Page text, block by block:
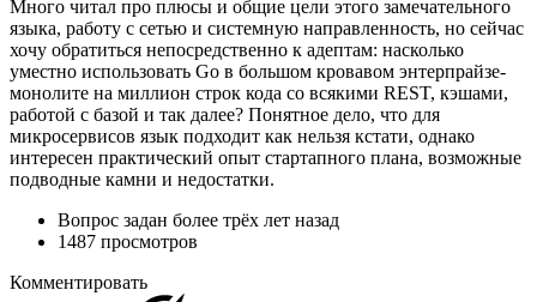
Много читал про плюсы и общие цели этого замечательного
языка, работу с сетью и системную направленность, но сейчас
хочу обратиться непосредственно к адептам: насколько
уместно использовать Go в большом кровавом энтерпрайзе-
монолите на миллион строк кода со всякими REST, кэшами,
работой с базой и так далее? Понятное дело, что для
микросервисов язык подходит как нельзя кстати, однако
интересен практический опыт стартапного плана, возможные
подводные камни и недостатки.
Вопрос задан более трёх лет назад
1487 просмотров
Комментировать